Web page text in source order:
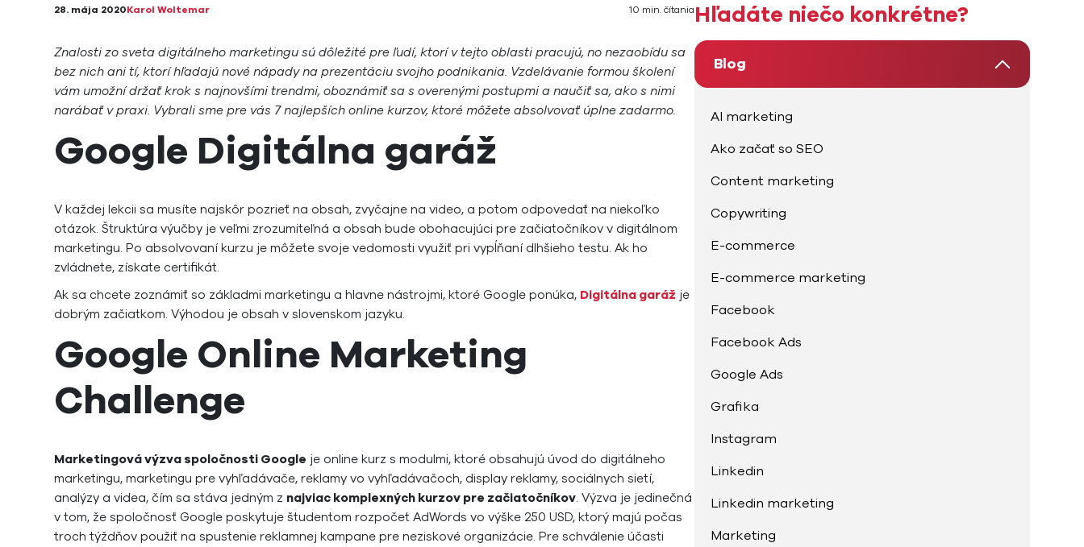
28. mája 2020Karol Woltemar 10 min. čítania
Znalosti zo sveta digitálneho marketingu sú dôležité pre ľudí, ktorí v tejto oblasti pracujú, no nezaobídu sa
bez nich ani tí, ktorí hľadajú nové nápady na prezentáciu svojho podnikania. Vzdelávanie formou školení
vám umožní držať krok s najnovšími trendmi, oboznámiť sa s overenými postupmi a naučiť sa, ako s nimi
narábať v praxi. Vybrali sme pre vás 7 najlepších online kurzov, ktoré môžete absolvovať úplne zadarmo.
Google Digitálna garáž
V každej lekcii sa musíte najskôr pozrieť na obsah, zvyčajne na video, a potom odpovedať na niekoľko
otázok. Štruktúra výučby je veľmi zrozumiteľná a obsah bude obohacujúci pre začiatočníkov v digitálnom
marketingu. Po absolvovaní kurzu je môžete svoje vedomosti využiť pri vypĺňaní dlhšieho testu. Ak ho
zvládnete, získate certifikát.
Ak sa chcete zoznámiť so základmi marketingu a hlavne nástrojmi, ktoré Google ponúka, Digitálna garáž je
dobrým začiatkom. Výhodou je obsah v slovenskom jazyku.
Google Online Marketing
Challenge
Marketingová výzva spoločnosti Google je online kurz s modulmi, ktoré obsahujú úvod do digitálneho
marketingu, marketingu pre vyhľadávače, reklamy vo vyhľadávačoch, display reklamy, sociálnych sietí,
analýzy a videa, čím sa stáva jedným z najviac komplexných kurzov pre začiatočníkov. Výzva je jedinečná
v tom, že spoločnosť Google poskytuje študentom rozpočet AdWords vo výške 250 USD, ktorý majú počas
troch týždňov použiť na spustenie reklamnej kampane pre neziskové organizácie. Pre schválenie účasti
Hľadáte niečo konkrétne?
Blog
AI marketing
Ako začať so SEO
Content marketing
Copywriting
E-commerce
E-commerce marketing
Facebook
Facebook Ads
Google Ads
Grafika
Instagram
Linkedin
Linkedin marketing
Marketing